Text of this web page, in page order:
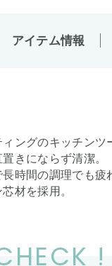
アイテム情報
ングのキッチンツ
きにならず清潔。
時間の調理でも疲
材を採用。
!